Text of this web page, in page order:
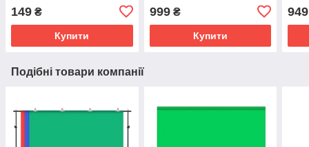
149 ₴
Купити
999₴
Купити
949
Подібні товари компанії